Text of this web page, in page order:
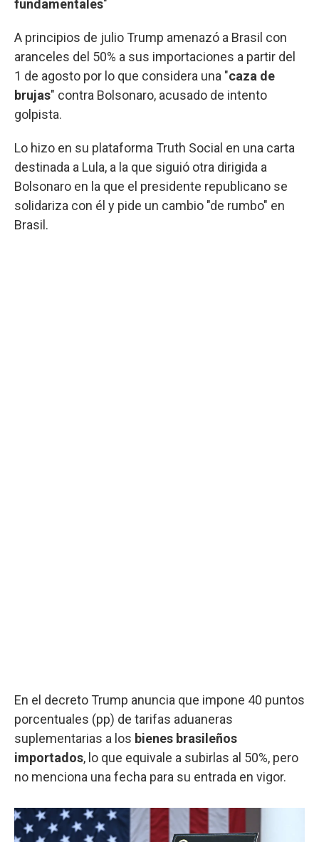
fundamentales"
A principios de julio Trump amenazó a Brasil con
aranceles del 50% a sus importaciones a partir del
1 de agosto por lo que considera una "caza de
brujas" contra Bolsonaro, acusado de intento
golpista.
Lo hizo en su plataforma Truth Social en una carta
destinada a Lula, a la que siguió otra dirigida a
Bolsonaro en la que el presidente republicano se
solidariza con él y pide un cambio "de rumbo" en
Brasil.
En el decreto Trump anuncia que impone 40 puntos
porcentuales (pp) de tarifas aduaneras
suplementarias a los bienes brasileños
importados, lo que equivale a subirlas al 50%, pero
no menciona una fecha para su entrada en vigor.